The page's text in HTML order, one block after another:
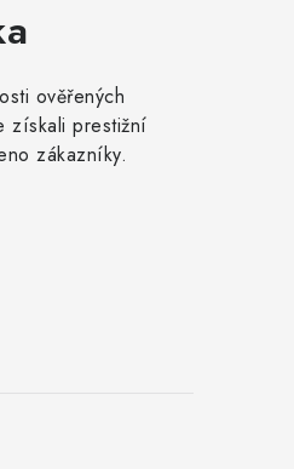
ověřených
získali prestižní
zákazníky.